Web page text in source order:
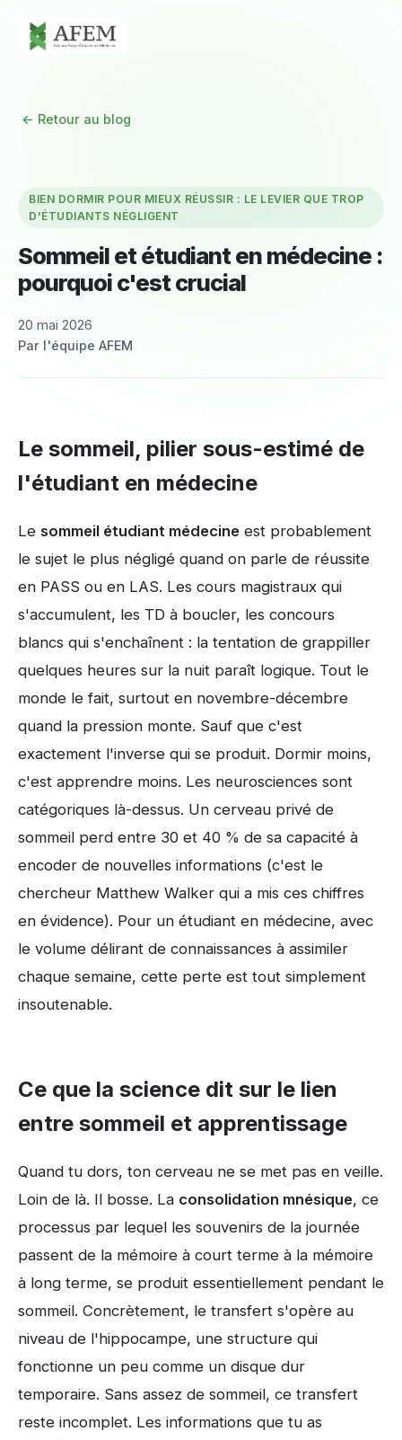
← Retour au blog
BIEN DORMIR POUR MIEUX RÉUSSIR : LE LEVIER QUE TROP
D'ÉTUDIANTS NÉGLIGENT
Sommeil et étudiant en médecine :
pourquoi c'est crucial
20 mai 2026
Par l'équipe AFEM
Le sommeil, pilier sous-estimé de
l'étudiant en médecine
Le sommeil étudiant médecine est probablement
le sujet le plus négligé quand on parle de réussite
en PASS ou en LAS. Les cours magistraux qui
s'accumulent, les TD à boucler, les concours
blancs qui s'enchaînent : la tentation de grappiller
quelques heures sur la nuit paraît logique. Tout le
monde le fait, surtout en novembre-décembre
quand la pression monte. Sauf que c'est
exactement l'inverse qui se produit. Dormir moins,
c'est apprendre moins. Les neurosciences sont
catégoriques là-dessus. Un cerveau privé de
sommeil perd entre 30 et 40 % de sa capacité à
encoder de nouvelles informations (c'est le
chercheur Matthew Walker qui a mis ces chiffres
en évidence). Pour un étudiant en médecine, avec
le volume délirant de connaissances à assimiler
chaque semaine, cette perte est tout simplement
insoutenable.
Ce que la science dit sur le lien
entre sommeil et apprentissage
Quand tu dors, ton cerveau ne se met pas en veille.
Loin de là. Il bosse. La consolidation mnésique, ce
processus par lequel les souvenirs de la journée
passent de la mémoire à court terme à la mémoire
à long terme, se produit essentiellement pendant le
sommeil. Concrètement, le transfert s'opère au
niveau de l'hippocampe, une structure qui
fonctionne un peu comme un disque dur
temporaire. Sans assez de sommeil, ce transfert
reste incomplet. Les informations que tu as